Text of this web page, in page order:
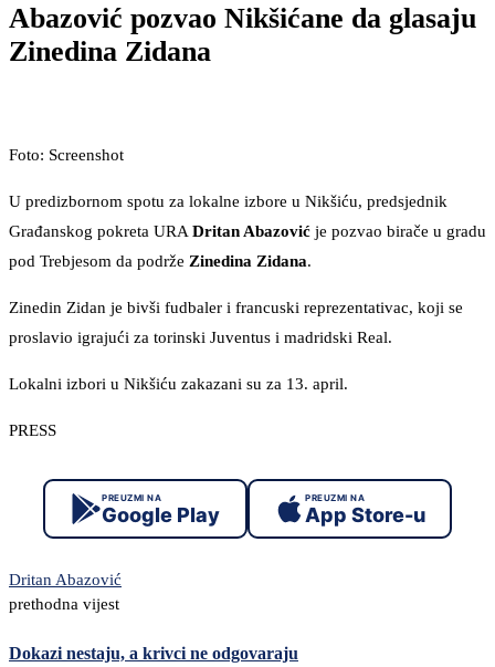
Abazović pozvao Nikšićane da glasaju
Zinedina Zidana
Foto: Screenshot
U predizbornom spotu za lokalne izbore u Nikšiću, predsjednik
Građanskog pokreta URA Dritan Abazović je pozvao birače u gradu
pod Trebjesom da podrže Zinedina Zidana.
Zinedin Zidan je bivši fudbaler i francuski reprezentativac, koji se
proslavio igrajući za torinski Juventus i madridski Real.
Lokalni izbori u Nikšiću zakazani su za 13. april.
PRESS
PREUZMI NA
Google Play
PREUZMI NA
App Store-u
Dritan Abazović
prethodna vijest
Dokazi nestaju, a krivci ne odgovaraju